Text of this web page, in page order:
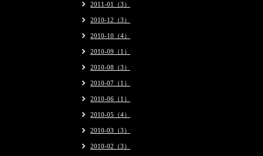
2011-01（3）
2010-12（3）
2010-10（4）
2010-09（1）
2010-08（3）
2010-07（1）
2010-06（1）
2010-05（4）
2010-03（3）
2010-02（3）